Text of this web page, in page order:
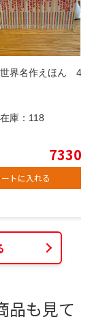
世界名作えほん 4
庫： 118
7330
トに入れる
品も見て